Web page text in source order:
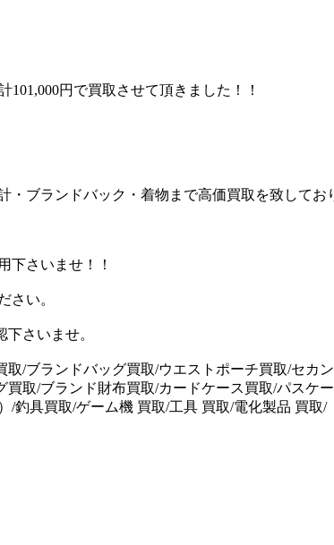
円で買取させて頂きました！！
ブランドバック・着物まで高価買取を致してお
下さいませ！！
さい。
さいませ。
/ブランドバッグ買取/ウエストポーチ買取/セカ
取/ブランド財布買取/カードケース買取/パスケ
/釣具買取/ゲーム機 買取/工具 買取/電化製品 買取/